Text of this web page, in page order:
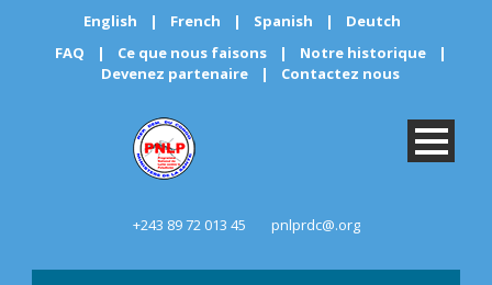
English | French | Spanish |
Deutch
FAQ
| Ce que nous faisons | Notre historique
|
Devenez partenaire
| Contactez nous
+243 89 72 013 45 pnlprdc@.org